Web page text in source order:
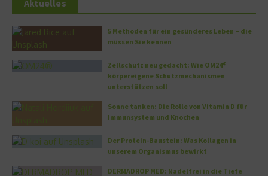
Aktuelles
5 Methoden für ein gesünderes Leben – die
müssen Sie kennen
Zellschutz neu gedacht: Wie OM24®
körpereigene Schutzmechanismen
unterstützen soll
Sonne tanken: Die Rolle von Vitamin D für
Immunsystem und Knochen
Der Protein-Baustein: Was Kollagen in
unserem Organismus bewirkt
DERMADROP MED: Nadelfrei in die Tiefe